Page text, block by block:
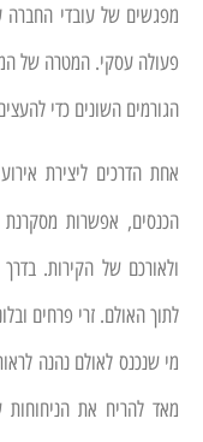
מפגשים של עובדי החברה
פעולה עסקי. המטרה של
הגורמים השונים כדי
אחת הדרכים ליצירת
הכנסים, אפשרות
ולאורכם של הקירות.
לתוך האולם. זרי פרחים
מי שנכנס לאולם נהנה
מאד להריח את